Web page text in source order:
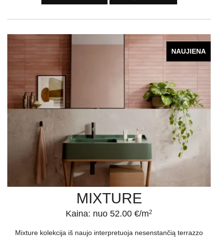
NAUJIENA
MIXTURE
Kaina: nuo 52.00 €/m2
Mixture kolekcija iš naujo interpretuoja nesenstančią terrazzo